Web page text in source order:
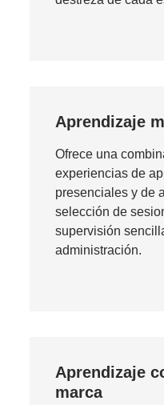
Aprendizaje
Ofrece una
experiencias de
presenciales y de
selección de
supervisión
administración.
Aprendizaje
marca